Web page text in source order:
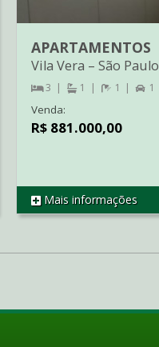
REF AP2236
APARTAMENTOS
Vila Vera – São Paulo
3 1 1 1
Venda:
R$ 881.000,00
Mais informações